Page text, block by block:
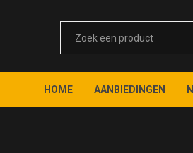
HOME AANBIEDINGEN